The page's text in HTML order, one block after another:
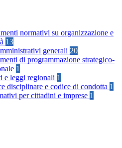
normativi su organizzazione e
13
generali 20
di programmazione strategico-
1
e leggi regionali 1
disciplinare e codice di condotta 1
per cittadini e imprese 1